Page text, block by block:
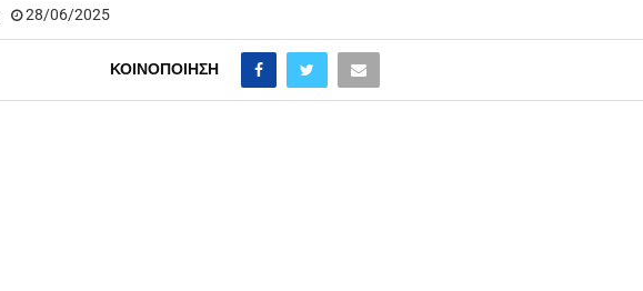
28/06/2025
ΚΟΙΝΟΠΟΊΗΣΗ